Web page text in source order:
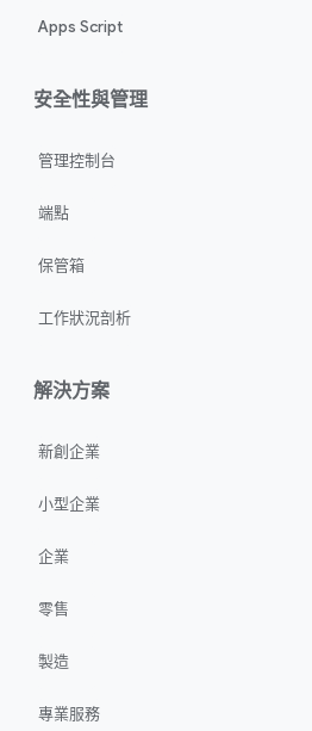
Apps Script
安全性與管理
管理控制台
端點
保管箱
工作狀況剖析
解決方案
新創企業
小型企業
企業
零售
製造
專業服務